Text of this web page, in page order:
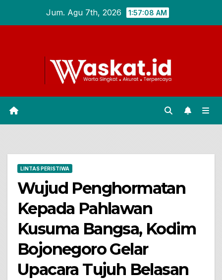
Jum. Agu 7th, 2026 1:57:09 AM
LINTAS PERISTIWA
Wujud Penghormatan
Kepada Pahlawan
Kusuma Bangsa, Kodim
Bojonegoro Gelar
Upacara Tujuh Belasan